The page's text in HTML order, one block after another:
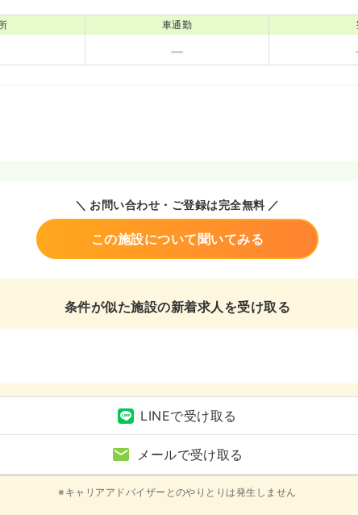
車通勤
＼ お問い合わせ・ご登録は完全無料 ／
この施設について聞いてみる
条件が似た施設の新着求人を受け取る
LINEで受け取る
メールで受け取る
※キャリアアドバイザーとのやりとりは発生しません